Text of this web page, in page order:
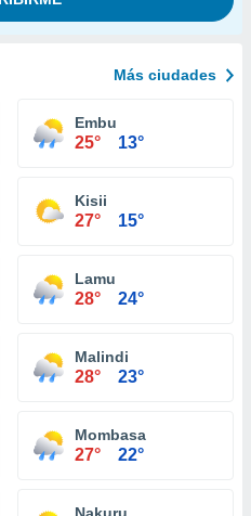
Más ciudades
Embu
25° 13°
Kisii
27° 15°
Lamu
28° 24°
Malindi
28° 23°
Mombasa
27° 22°